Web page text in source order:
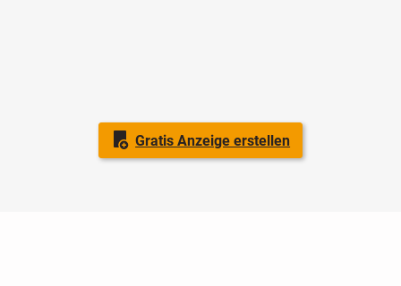
Gratis Anzeige erstellen